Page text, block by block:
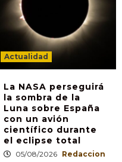
Actualidad
La NASA perseguirá
la sombra de la
Luna sobre España
con un avión
científico durante
el eclipse total
05/08/2026 Redaccion